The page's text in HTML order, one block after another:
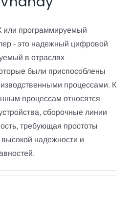
или программируемый
- это надежный цифровой
в отраслях
были приспособлены
процессами. К
процессам относятся
сборочные линии
требующая простоты
надежности и